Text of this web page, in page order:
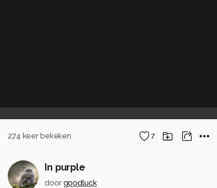
274 keer bekeken 7
In purple
door goodluck